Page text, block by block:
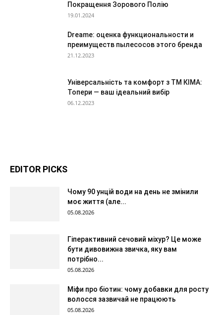
Покращення Зорового Полію
19.01.2024
Dreame: оценка функциональности и
преимуществ пылесосов этого бренда
21.12.2023
Універсальність та комфорт з ТМ КІМА:
Топери — ваш ідеальний вибір
06.12.2023
EDITOR PICKS
Чому 90 унцій води на день не змінили
моє життя (але...
05.08.2026
Гіперактивний сечовий міхур? Це може
бути дивовижна звичка, яку вам
потрібно...
05.08.2026
Міфи про біотин: чому добавки для росту
волосся зазвичай не працюють
05.08.2026